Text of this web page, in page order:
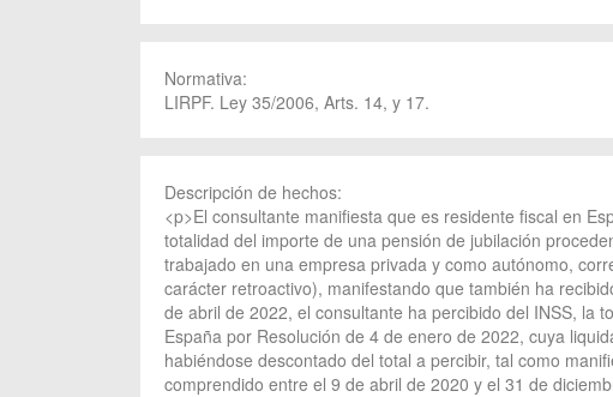
Normativa:
LIRPF. Ley 35/2006, Arts. 14, y 17.
Descripción de hechos:
<p>El consultante manifiesta que es residente fiscal en
totalidad del importe de una pensión de jubilación
trabajado en una empresa privada y como autónomo,
carácter retroactivo), manifestando que también ha
de abril de 2022, el consultante ha percibido del INSS, la
España por Resolución de 4 de enero de 2022, cuya
habiéndose descontado del total a percibir, tal como
comprendido entre el 9 de abril de 2020 y el 31 de